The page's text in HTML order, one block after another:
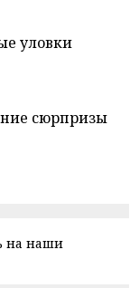
уловки
сюрпризы
на наши